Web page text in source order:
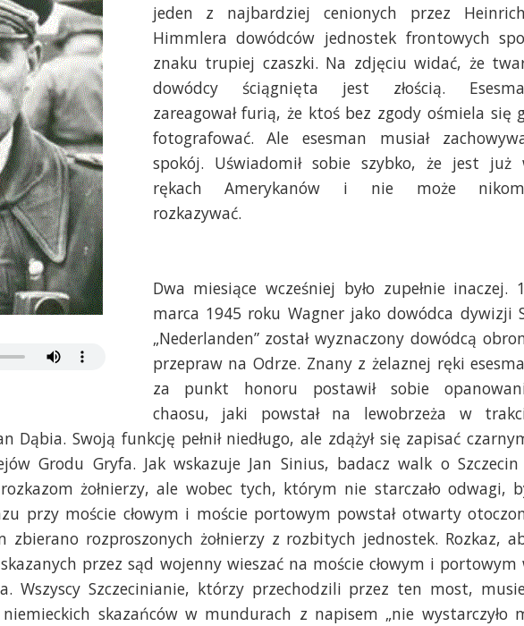
jeden z najbardziej cenionych przez
Himmlera dowódców jednostek frontowych
znaku trupiej czaszki. Na zdjęciu widać, że
dowódcy ściągnięta jest złością.
zareagował furią, że ktoś bez zgody ośmiela się
fotografować. Ale esesman musiał
spokój. Uświadomił sobie szybko, że jest już
rękach Amerykanów i nie może
rozkazywać.
Dwa miesiące wcześniej było zupełnie inaczej.
marca 1945 roku Wagner jako dowódca dywizji
„Nederlanden” został wyznaczony dowódcą
przepraw na Odrze. Znany z żelaznej ręki
za punkt honoru postawił sobie
chaosu, jaki powstał na lewobrzeża w
Dąbia. Swoją funkcję pełnił niedługo, ale zdążył się zapisać
Grodu Gryfa. Jak wskazuje Jan Sinius, badacz walk o
żołnierzy, ale wobec tych, którym nie starczało odwagi,
przy moście cłowym i moście portowym powstał otwarty
rozproszonych żołnierzy z rozbitych jednostek. Rozkaz,
przez sąd wojenny wieszać na moście cłowym i portowym
Wszyscy Szczecinianie, którzy przechodzili przez ten most,
skazańców w mundurach z napisem „nie wystarczyło